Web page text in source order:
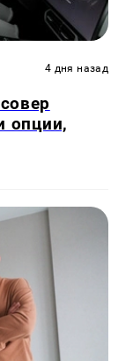
4 дня назад
опции,